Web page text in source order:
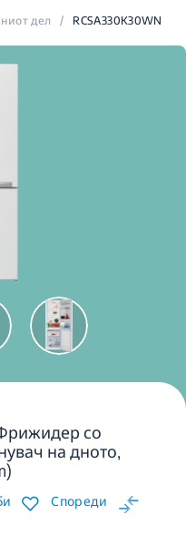
дел / RCSA330K30WN
со
на дното,
Спореди